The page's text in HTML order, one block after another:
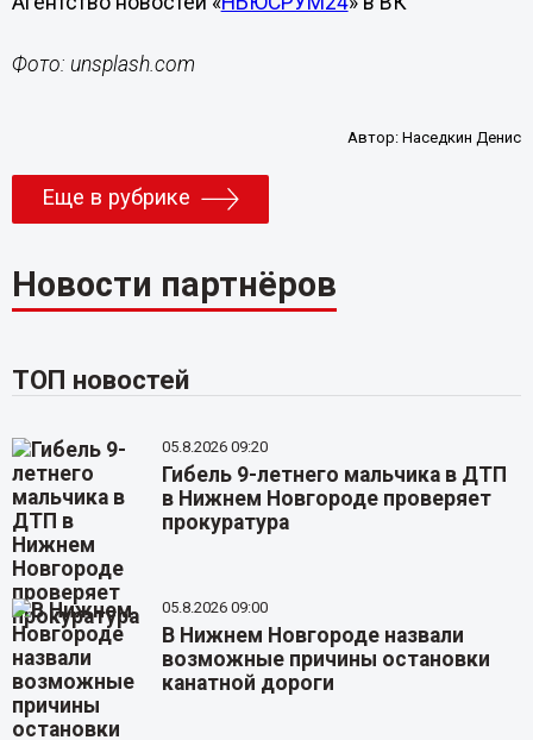
Фото: unsplash.com
Автор:Наседкин Денис
Еще в рубрике
Новости партнёров
ТОП новостей
05.8.2026 09:20
Гибель 9-летнего мальчика в ДТП
в Нижнем Новгороде проверяет
прокуратура
05.8.2026 09:00
В Нижнем Новгороде назвали
возможные причины остановки
канатной дороги